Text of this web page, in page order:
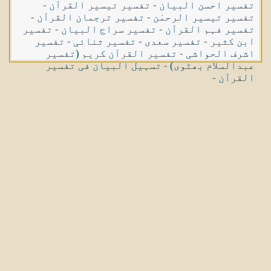
تفسیر احسن البیان - تفسیر تیسیر القرآن -
تفسیر تیسیر الرحمٰن - تفسیر ترجمان القرآن -
تفسیر فہم القرآن - تفسیر سراج البیان - تفسیر
ابن کثیر - تفسیر سعدی - تفسیر ثنائی - تفسیر
اشرف الحواشی - تفسیر القرآن کریم (تفسیر
عبدالسلام بھٹوی)-تسہیل البیان فی تفسیر
القرآن -